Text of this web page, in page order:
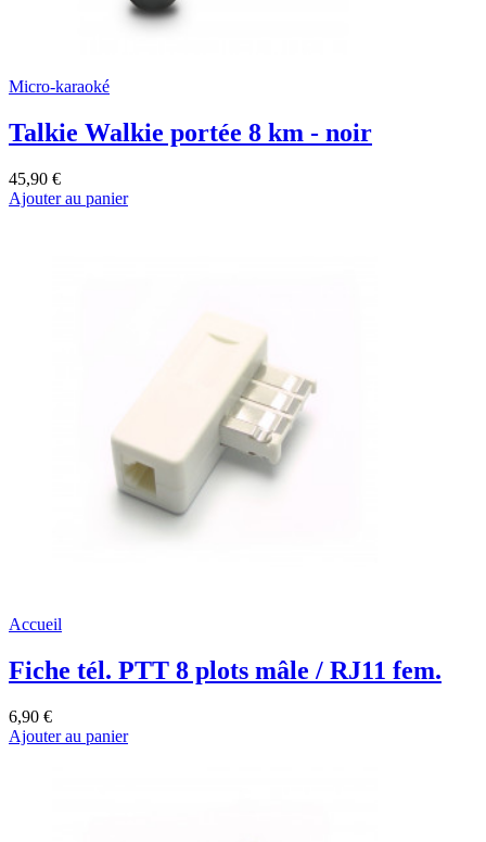
Micro-karaoké
Talkie Walkie portée 8 km - noir
45,90 €
Ajouter au panier
Accueil
Fiche tél. PTT 8 plots mâle / RJ11 fem.
6,90 €
Ajouter au panier